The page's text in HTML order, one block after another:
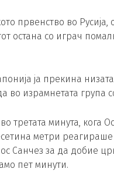
првенство во Русија,
остана со играч
ја прекина
во израмнетата група
третата минута, кога
метри
Санчез за да добие
пет минути.